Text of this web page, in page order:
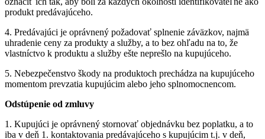
produkt predávajúceho.
4. Predávajúci je oprávnený požadovať splnenie záväzkov, najmä
uhradenie ceny za produkty a služby, a to bez ohľadu na to, že
vlastníctvo k produktu a služby ešte neprešlo na kupujúceho.
5. Nebezpečenstvo škody na produktoch prechádza na kupujúceho
momentom prevzatia kupujúcim alebo jeho splnomocnencom.
Odstúpenie od zmluvy
1. Kupujúci je oprávnený stornovať objednávku bez poplatku, a to
iba v deň 1. kontaktovania predávajúceho s kupujúcim t.j. v deň,